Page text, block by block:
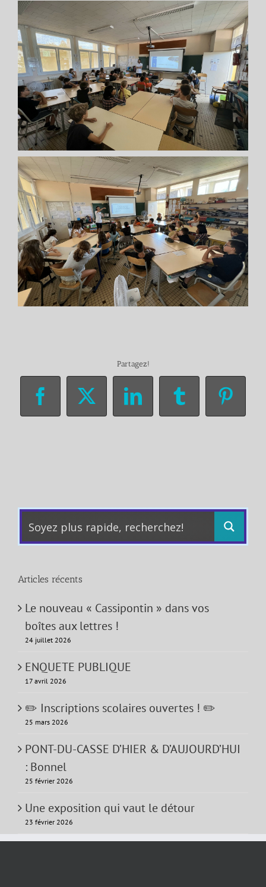
Partagez!
Facebook
X LinkedInTumblr
Articles récents
Le nouveau « Cassipontin » dans vos
boîtes aux lettres !
24 juillet 2026
ENQUETE PUBLIQUE
17 avril 2026
✏️ Inscriptions scolaires ouvertes ! ✏️
25 mars 2026
PONT-DU-CASSE D’HIER & D’AUJOURD’HUI
: Bonnel
25 février 2026
Une exposition qui vaut le détour
23 février 2026